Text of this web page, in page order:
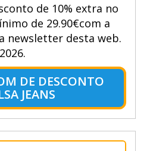
de 10% extra no
de 29.90€com a
newsletter desta web.
DE DESCONTO
JEANS